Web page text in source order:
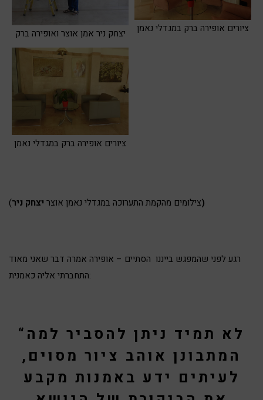
יצחק ניר אמן אוצר ואופירה ברק ציורים אופירה ברק במגדלי נאמן
ציורים אופירה ברק במגדלי נאמן
(צילומים מהקמת התערוכה במגדלי נאמן אוצר יצחק ניר )
רגע לפני שהמפגש בייננו הסתיים – אופירה אמרה דבר שאני מאוד
התחברתי אליה כאמנית:
“לא תמיד ניתן להסביר למה
המתבונן אוהב ציור מסוים,
לעיתים ידע באמנות מקבע